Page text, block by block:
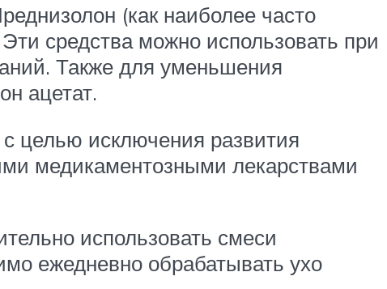
(как наиболее часто
средства можно использовать при
Также для уменьшения
ацетат.
целью исключения развития
медикаментозными лекарствами
использовать смеси
ежедневно обрабатывать ухо